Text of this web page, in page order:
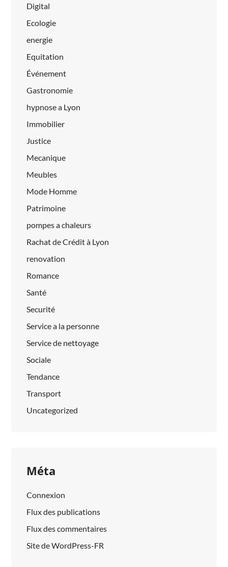
Digital
Ecologie
energie
Equitation
Événement
Gastronomie
hypnose a Lyon
Immobilier
Justice
Mecanique
Meubles
Mode Homme
Patrimoine
pompes a chaleurs
Rachat de Crédit à Lyon
renovation
Romance
Santé
Securité
Service a la personne
Service de nettoyage
Sociale
Tendance
Transport
Uncategorized
Méta
Connexion
Flux des publications
Flux des commentaires
Site de WordPress-FR